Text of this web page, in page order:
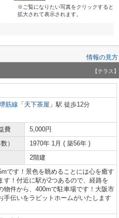
※ご覧になりたい写真をクリックすると
拡大されて表示されます。
情報の見方
【テラス】
筋線 「 天下茶屋 」駅 徒歩12分
費
5,000円
）
1970年 1月 ( 築56年 )
2階建
です！景色を眺めることには心を癒す
！付近に駅が2つあるので、経路を
物件から、400mで駐車場です！大阪市
伝いをラビットホームがいたします